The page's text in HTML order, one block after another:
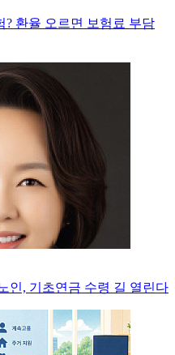
? 환율 오르면 보험료 부담
인, 기초연금 수령 길 열린다